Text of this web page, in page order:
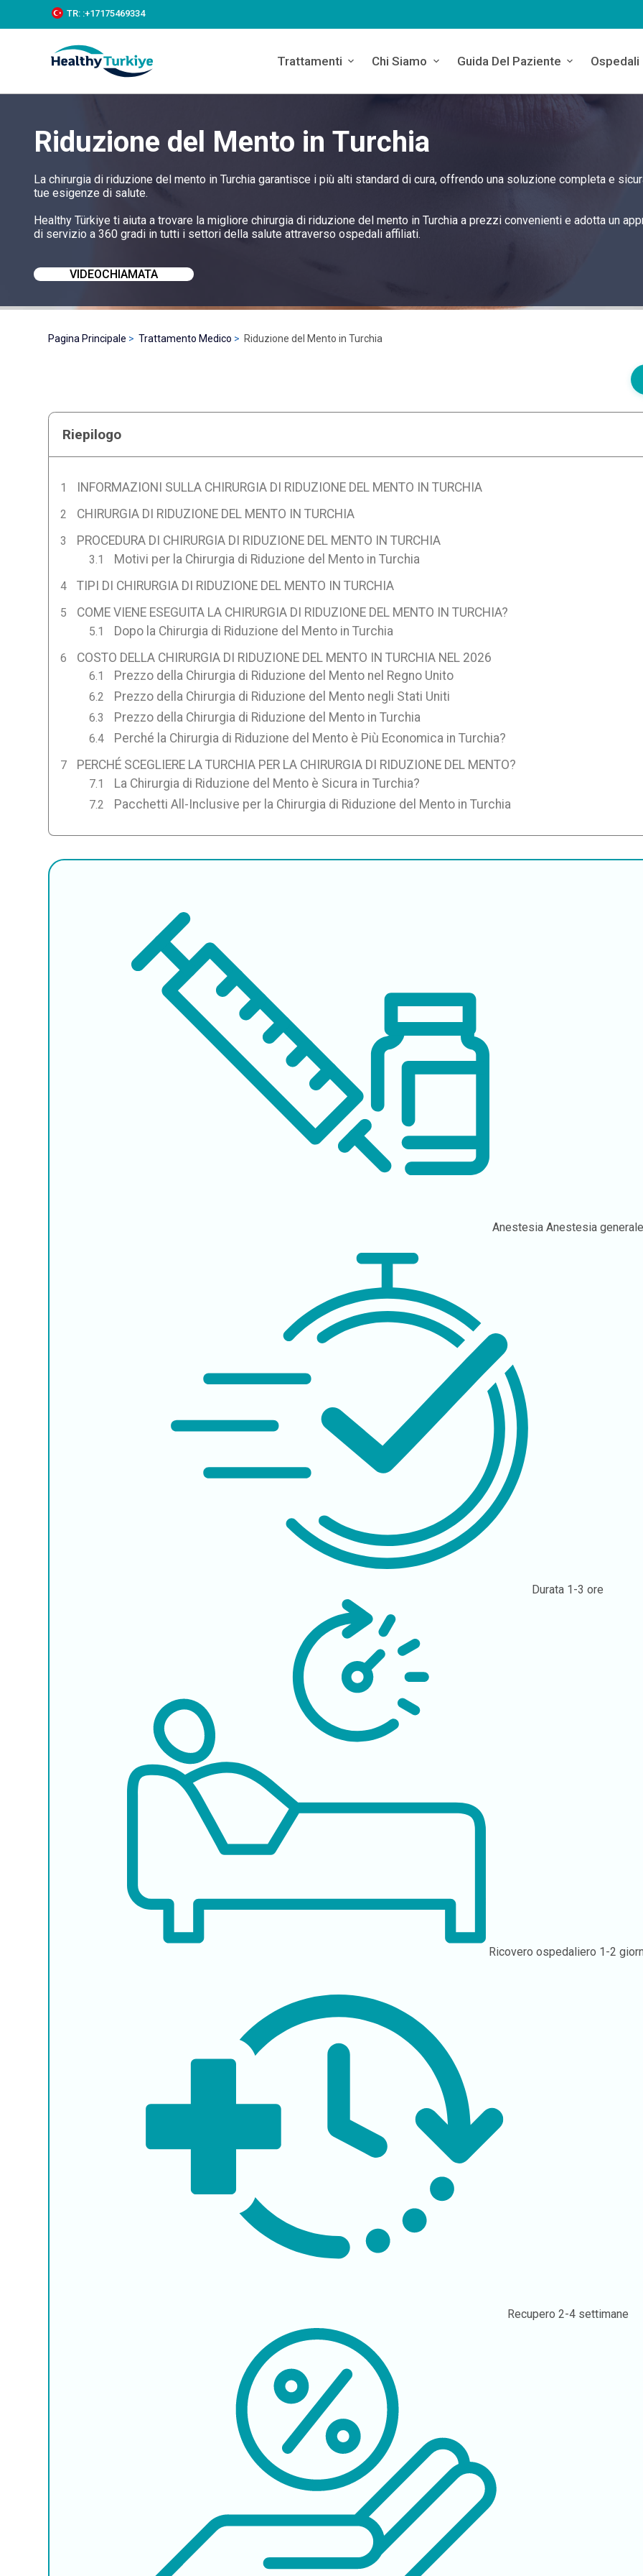
k
c
TR: :+‪17175469334‬
Trattamenti Chi Siamo Guida Del Paziente Ospedali
Riduzione del Mento in Turchia
La chirurgia di riduzione del mento in Turchia garantisce i più alti standard di cura, offrendo una soluzione completa e
tue esigenze di salute.
Healthy Türkiye ti aiuta a trovare la migliore chirurgia di riduzione del mento in Turchia a prezzi convenienti e adotta un
di servizio a 360 gradi in tutti i settori della salute attraverso ospedali affiliati.
VIDEOCHIAMATA
Pagina Principale Trattamento Medico Riduzione del Mento in Turchia
Riepilogo
INFORMAZIONI SULLA CHIRURGIA DI RIDUZIONE DEL MENTO IN TURCHIA
CHIRURGIA DI RIDUZIONE DEL MENTO IN TURCHIA
PROCEDURA DI CHIRURGIA DI RIDUZIONE DEL MENTO IN TURCHIA
Motivi per la Chirurgia di Riduzione del Mento in Turchia
TIPI DI CHIRURGIA DI RIDUZIONE DEL MENTO IN TURCHIA
COME VIENE ESEGUITA LA CHIRURGIA DI RIDUZIONE DEL MENTO IN TURCHIA?
Dopo la Chirurgia di Riduzione del Mento in Turchia
COSTO DELLA CHIRURGIA DI RIDUZIONE DEL MENTO IN TURCHIA NEL 2026
Prezzo della Chirurgia di Riduzione del Mento nel Regno Unito
Prezzo della Chirurgia di Riduzione del Mento negli Stati Uniti
Prezzo della Chirurgia di Riduzione del Mento in Turchia
Perché la Chirurgia di Riduzione del Mento è Più Economica in Turchia?
PERCHÉ SCEGLIERE LA TURCHIA PER LA CHIRURGIA DI RIDUZIONE DEL MENTO?
La Chirurgia di Riduzione del Mento è Sicura in Turchia?
Pacchetti All-Inclusive per la Chirurgia di Riduzione del Mento in Turchia
Anestesia Anestesia generale
Durata 1-3 ore
Ricovero ospedaliero 1-2
Recupero 2-4 settimane